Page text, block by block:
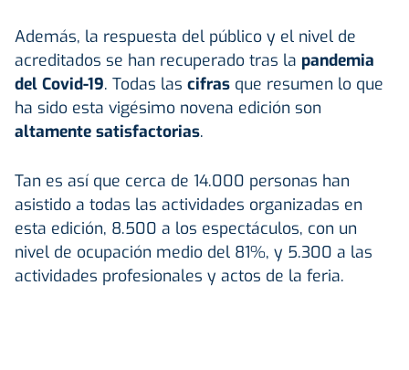
Además, la respuesta del público y el nivel de
acreditados se han recuperado tras la pandemia
del Covid-19. Todas las cifras que resumen lo que
ha sido esta vigésimo novena edición son
altamente satisfactorias.
Tan es así que cerca de 14.000 personas han
asistido a todas las actividades organizadas en
esta edición, 8.500 a los espectáculos, con un
nivel de ocupación medio del 81%, y 5.300 a las
actividades profesionales y actos de la feria.